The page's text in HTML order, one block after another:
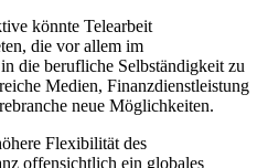
könnte Telearbeit
die vor allem im
die berufliche Selbständigkeit zu
Medien, Finanzdienstleistung
neue Möglichkeiten.
Flexibilität des
offensichtlich ein globales